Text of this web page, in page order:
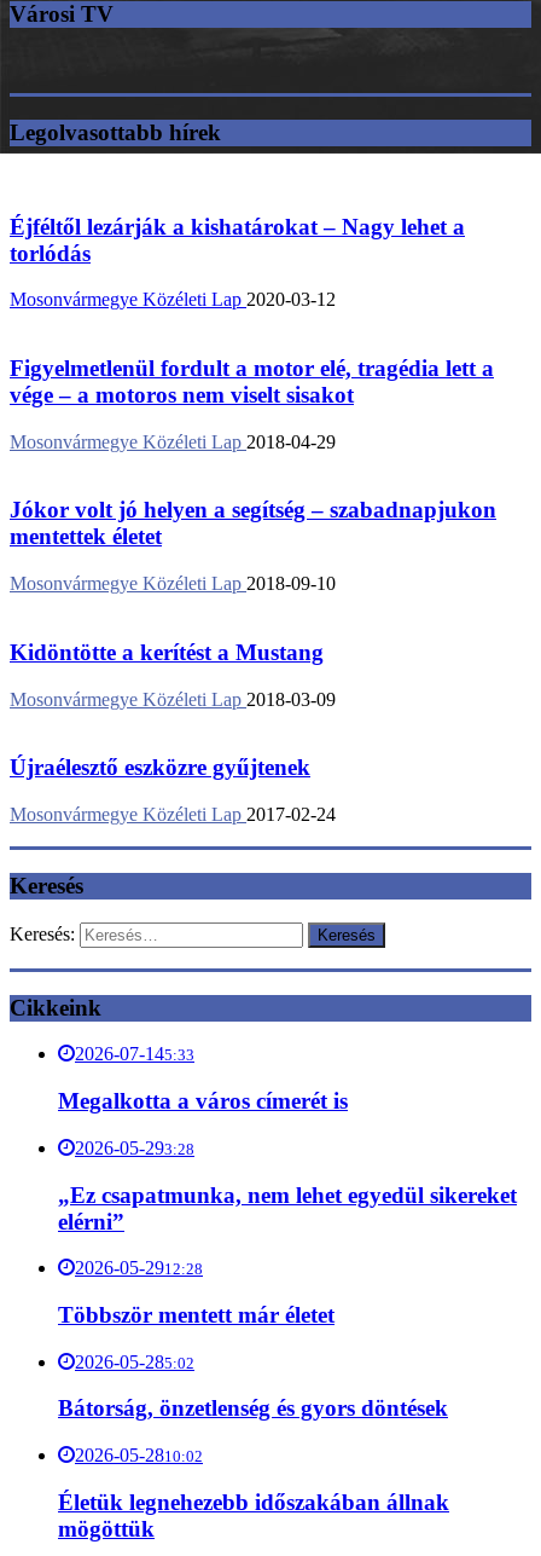
Városi TV
Legolvasottabb hírek
Éjféltől lezárják a kishatárokat – Nagy lehet a
torlódás
Mosonvármegye Közéleti Lap 2020-03-12
Figyelmetlenül fordult a motor elé, tragédia lett a
vége – a motoros nem viselt sisakot
Mosonvármegye Közéleti Lap 2018-04-29
Jókor volt jó helyen a segítség – szabadnapjukon
mentettek életet
Mosonvármegye Közéleti Lap 2018-09-10
Kidöntötte a kerítést a Mustang
Mosonvármegye Közéleti Lap 2018-03-09
Újraélesztő eszközre gyűjtenek
Mosonvármegye Közéleti Lap 2017-02-24
Keresés
Keresés:
Cikkeink
2026-07-145:33
Megalkotta a város címerét is
2026-05-293:28
„Ez csapatmunka, nem lehet egyedül sikereket
elérni”
2026-05-2912:28
Többször mentett már életet
2026-05-285:02
Bátorság, önzetlenség és gyors döntések
2026-05-2810:02
Életük legnehezebb időszakában állnak
mögöttük